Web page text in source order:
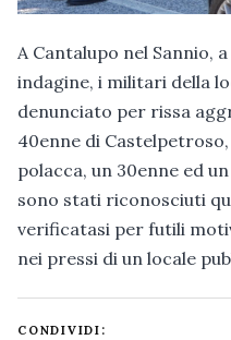
A Cantalupo nel Sannio,
indagine, i militari della
denunciato per rissa
40enne di
polacca, un 30enne ed
sono stati riconosciuti
verificatasi per futili
nei pressi di un locale
CONDIVIDI: